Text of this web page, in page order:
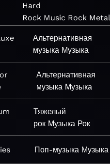
Hard
Rock Music Rock Metal
Альтернативная
музыка Музыка
Альтернативная
музыка Музыка
Тяжелый
рок Музыка Рок
Поп-музыка Музыка